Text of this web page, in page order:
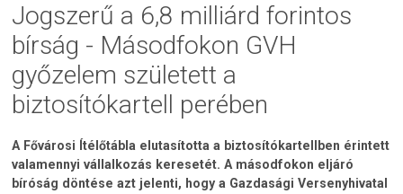
Jogszerű a 6,8 milliárd forintos
bírság - Másodfokon GVH
győzelem született a
biztosítókartell perében
A Fővárosi Ítélőtábla elutasította a biztosítókartellben érintett
valamennyi vállalkozás keresetét. A másodfokon eljáró
bíróság döntése azt jelenti, hogy a Gazdasági Versenyhivatal